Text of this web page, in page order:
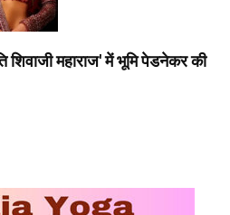
महाराज' में भूमि पेडनेकर की